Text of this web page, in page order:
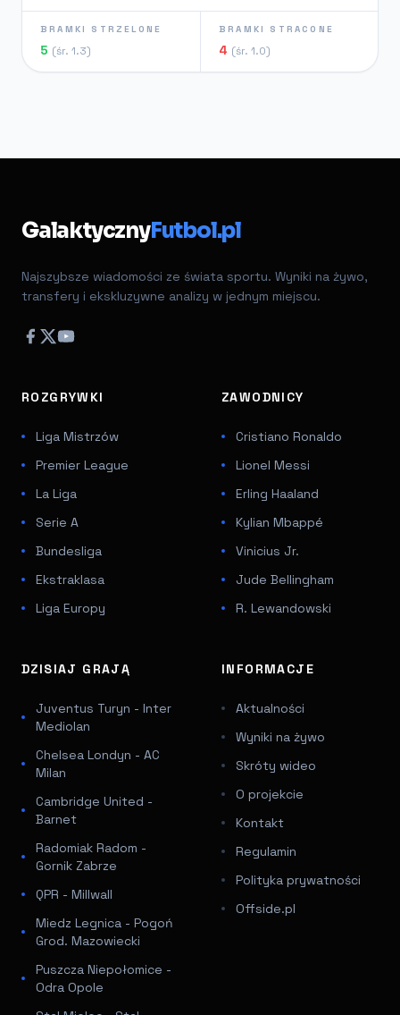
BRAMKI STRZELONE
5 (śr. 1.3)
BRAMKI STRACONE
4 (śr. 1.0)
GalaktycznyFutbol.pl
Najszybsze wiadomości ze świata sportu. Wyniki na żywo,
transfery i ekskluzywne analizy w jednym miejscu.
ROZGRYWKI
Liga Mistrzów
Premier League
La Liga
Serie A
Bundesliga
Ekstraklasa
Liga Europy
ZAWODNICY
Cristiano Ronaldo
Lionel Messi
Erling Haaland
Kylian Mbappé
Vinicius Jr.
Jude Bellingham
R. Lewandowski
DZISIAJ GRAJĄ
Juventus Turyn - Inter
Mediolan
Chelsea Londyn - AC
Milan
Cambridge United -
Barnet
Radomiak Radom -
Gornik Zabrze
QPR - Millwall
Miedz Legnica - Pogoń
Grod. Mazowiecki
Puszcza Niepołomice -
Odra Opole
INFORMACJE
Aktualności
Wyniki na żywo
Skróty wideo
O projekcie
Kontakt
Regulamin
Polityka prywatności
Offside.pl